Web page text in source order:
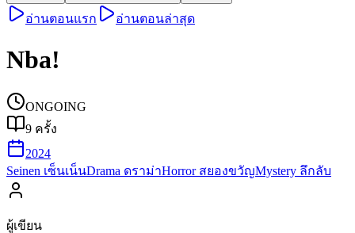
อ่านตอนแรก อ่านตอนล่าสุด
Nba!
ONGOING
9 ครั้ง
2024
Seinen เซ็นเน็นDrama ดราม่าHorror สยองขวัญMystery ลึกลับ
ผู้เขียน